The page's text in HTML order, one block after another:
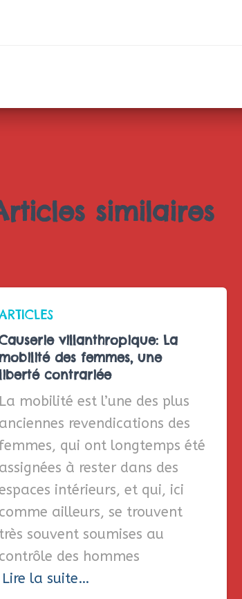
similaires
villanthropique: La
mobilité des femmes, une
contrariée
La mobilité est l’une des plus
anciennes revendications des
femmes, qui ont longtemps été
assignées à rester dans des
intérieurs, et qui, ici
comme ailleurs, se trouvent
très souvent soumises au
contrôle des hommes
Lire la suite…